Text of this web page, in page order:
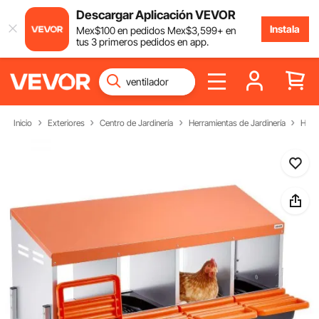
Descargar Aplicación VEVOR
Mex$100en pedidos Mex$3,599+ en
tus 3 primeros pedidos en app.
Instala
Inicio Exteriores Centro de Jardinería Herramientas de Jardinería